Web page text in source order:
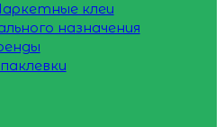
клеи
назначения